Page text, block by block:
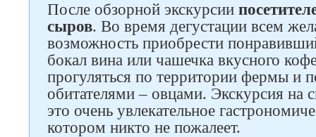
После обзорной экскурсии
сыров. Во время дегустации всем
возможность приобрести
бокал вина или чашечка вкусного
прогуляться по территории фермы и
обитателями – овцами. Экскурсия
это очень увлекательное
котором никто не пожалеет.